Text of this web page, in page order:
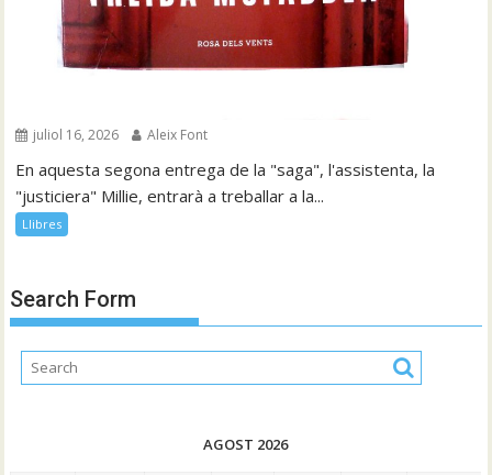
juliol 16, 2026 Aleix Font
En aquesta segona entrega de la "saga", l'assistenta, la
"justiciera" Millie, entrarà a treballar a la...
Llibres
Search Form
AGOST 2026